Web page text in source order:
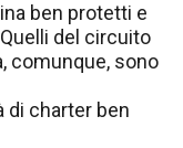
ben protetti e
del circuito
comunque, sono
di charter ben